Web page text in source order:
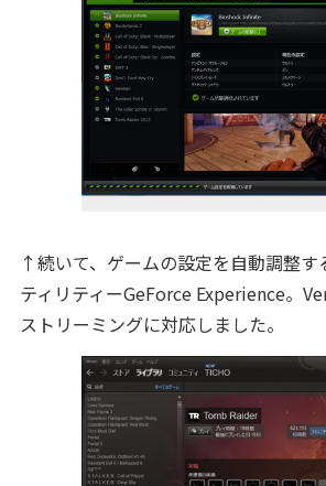
↑続いて、ゲームの設定を自動調整す
ティリティーGeForce Experience。
ストリーミングに対応しました。